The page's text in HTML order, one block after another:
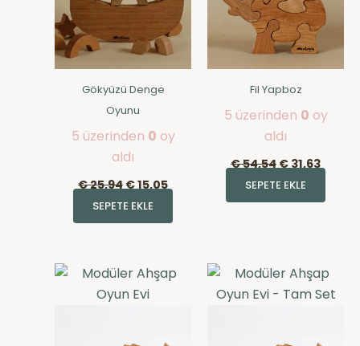
Gökyüzü Denge
Oyunu
5 üzerinden 0 oy
aldı
€25,94€15,05
SEPETE EKLE
Fil Yapboz
5 üzerinden 0 oy
aldı
€54,54€31,63
SEPETE EKLE
Bu
ürünün